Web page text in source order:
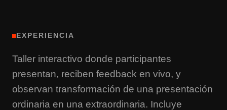
EXPERIENCIA
Taller interactivo donde participantes
presentan, reciben feedback en vivo, y
observan transformación de una presentación
ordinaria en una extraordinaria. Incluye